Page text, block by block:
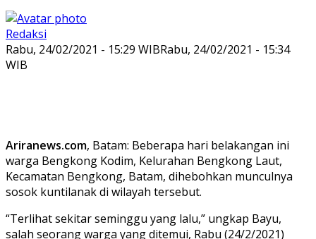
Redaksi
Rabu, 24/02/2021 - 15:29 WIBRabu, 24/02/2021 - 15:34
WIB
Ariranews.com, Batam: Beberapa hari belakangan ini
warga Bengkong Kodim, Kelurahan Bengkong Laut,
Kecamatan Bengkong, Batam, dihebohkan munculnya
sosok kuntilanak di wilayah tersebut.
“Terlihat sekitar seminggu yang lalu,” ungkap Bayu,
salah seorang warga yang ditemui, Rabu (24/2/2021)